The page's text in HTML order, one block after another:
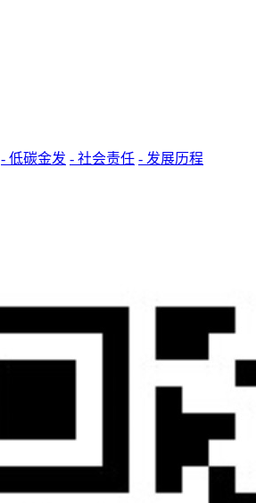
- 低碳金发 - 社会责任 - 发展历程